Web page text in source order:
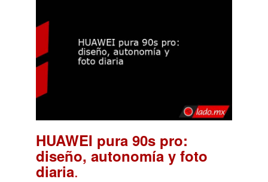
HUAWEI pura 90s pro:
diseño, autonomía y foto
diaria.